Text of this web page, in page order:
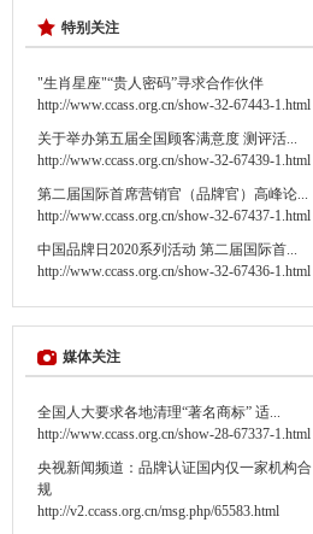
特别关注
"生肖星座"“贵人密码”寻求合作伙伴
http://www.ccass.org.cn/show-32-67443-1.html
关于举办第五届全国顾客满意度 测评活...
http://www.ccass.org.cn/show-32-67439-1.html
第二届国际首席营销官（品牌官）高峰论...
http://www.ccass.org.cn/show-32-67437-1.html
中国品牌日2020系列活动 第二届国际首...
http://www.ccass.org.cn/show-32-67436-1.html
媒体关注
全国人大要求各地清理“著名商标” 适...
http://www.ccass.org.cn/show-28-67337-1.html
央视新闻频道：品牌认证国内仅一家机构合
规
http://v2.ccass.org.cn/msg.php/65583.html